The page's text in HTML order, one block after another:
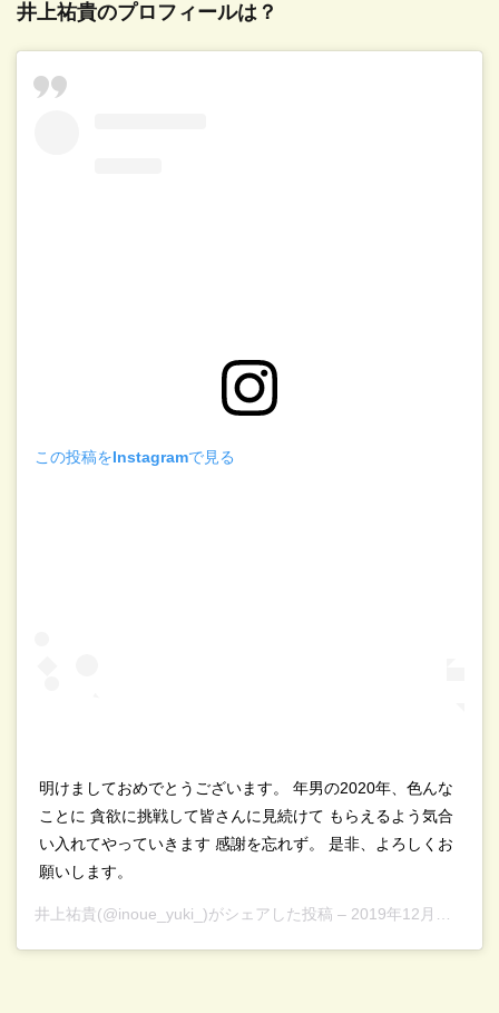
井上祐貴のプロフィールは？
この投稿をInstagramで見る
明けましておめでとうございます。 年男の2020年、色んな
ことに 貪欲に挑戦して皆さんに見続けて もらえるよう気合
い入れてやっていきます 感謝を忘れず。 是非、よろしくお
願いします。
井上祐貴 (@inoue_yuki_)がシェアした投稿 – 2019年12月月31日午後2時11分PST